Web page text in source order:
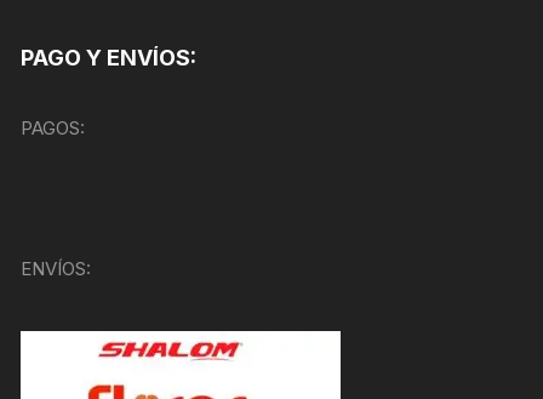
PAGO Y ENVÍOS:
PAGOS:
ENVÍOS: